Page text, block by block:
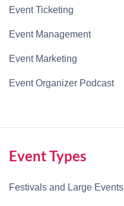
Event Ticketing
Event Management
Event Marketing
Event Organizer Podcast
Event Types
Festivals and Large Events